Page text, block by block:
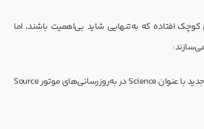
کوچک افتاده که به‌تنهایی شاید بی‌اهمیت باشند، اما
دیده‌شدن آیتم‌های جدید با عنوان Science در به‌روزرسانی‌های موتور Source